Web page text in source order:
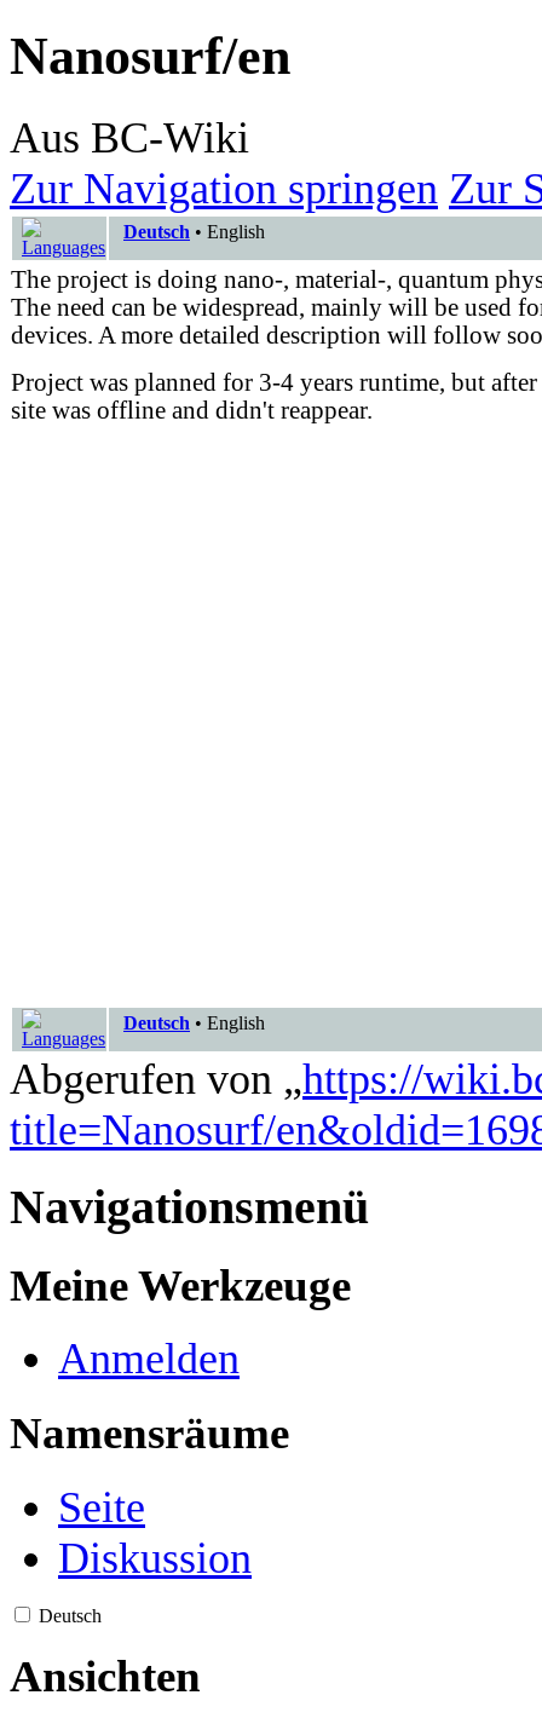
Nanosurf/en
Aus BC-Wiki
Zur Navigation springen Zur
Deutsch • English
The project is doing nano-, material-, quantum
The need can be widespread, mainly will be used
devices. A more detailed description will follow
Project was planned for 3-4 years runtime, but
site was offline and didn't reappear.
Deutsch • English
Abgerufen von „https://
title=Nanosurf/
Navigationsmenü
Meine Werkzeuge
Anmelden
Namensräume
Seite
Diskussion
Deutsch
Ansichten